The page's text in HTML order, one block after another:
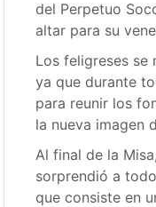
del Perpetuo
altar para su
Los feligreses se
ya que durante
para reunir los
la nueva imagen
Al final de la
sorprendió a
que consiste en